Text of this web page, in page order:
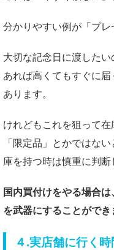
分かりやすい例が「プレ
大切な記念日に渡した
あれば高くてもすぐに
あります。
けれどもこれを狙って
「限定品」とかではな
庫を持つ時は慎重に判断
国内買付けをやる場合
を武器にすることができ
４.実店舗に行く